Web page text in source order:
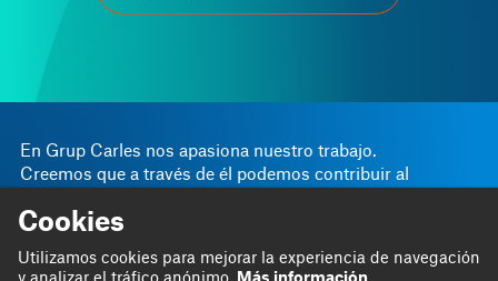
En Grup Carles nos apasiona nuestro trabajo.
Creemos que a través de él podemos contribuir al
Somos
Hacemos
Proyectos
Cookies
Utilizamos cookies para mejorar la experiencia de navegación
y analizar el tráfico anónimo. Más información